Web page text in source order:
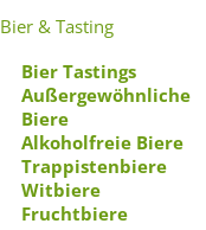
Bier & Tasting
Bier Tastings
Außergewöhnliche
Biere
Alkoholfreie Biere
Trappistenbiere
Witbiere
Fruchtbiere